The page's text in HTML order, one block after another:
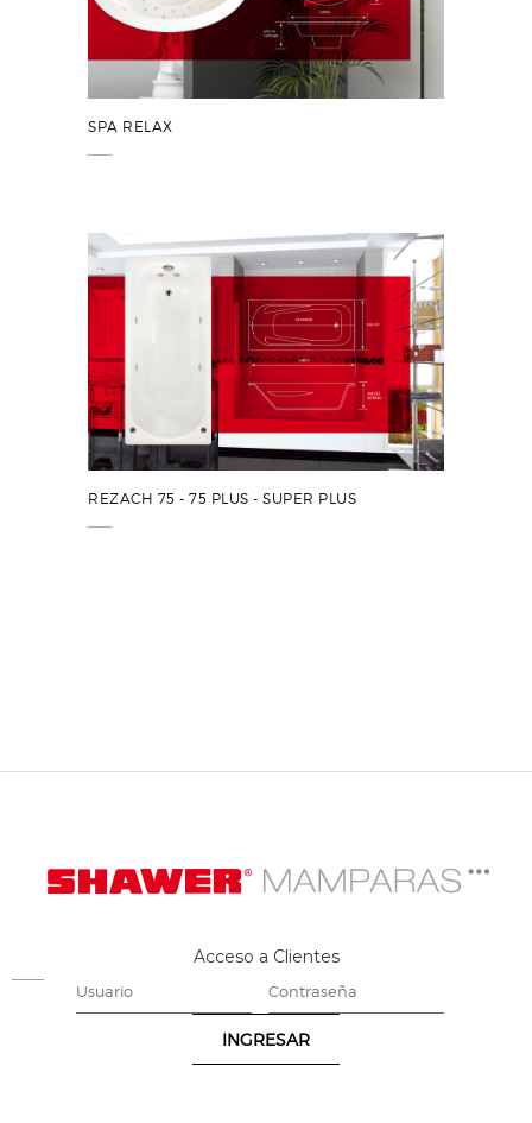
SPA RELAX
REZACH 75 - 75 PLUS - SUPER PLUS
Acceso a Clientes